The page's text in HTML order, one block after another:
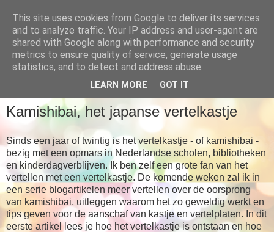
Babboes' blog
... meer dan alleen maar verhalen
Kamishibai, het japanse vertelkastje
Sinds een jaar of twintig is het vertelkastje - of kamishibai -
bezig met een opmars in Nederlandse scholen, bibliotheken
en kinderdagverblijven. Ik ben zelf een grote fan van het
vertellen met een vertelkastje. De komende weken zal ik in
een serie blogartikelen meer vertellen over de oorsprong
van kamishibai, uitleggen waarom het zo geweldig werkt en
tips geven voor de aanschaf van kastje en vertelplaten. In dit
eerste artikel lees je hoe het vertelkastje is ontstaan en hoe
This site uses cookies from Google to deliver its services
and to analyze traffic. Your IP address and user-agent are
shared with Google along with performance and security
metrics to ensure quality of service, generate usage
statistics, and to detect and address abuse.
LEARN MORE GOT IT